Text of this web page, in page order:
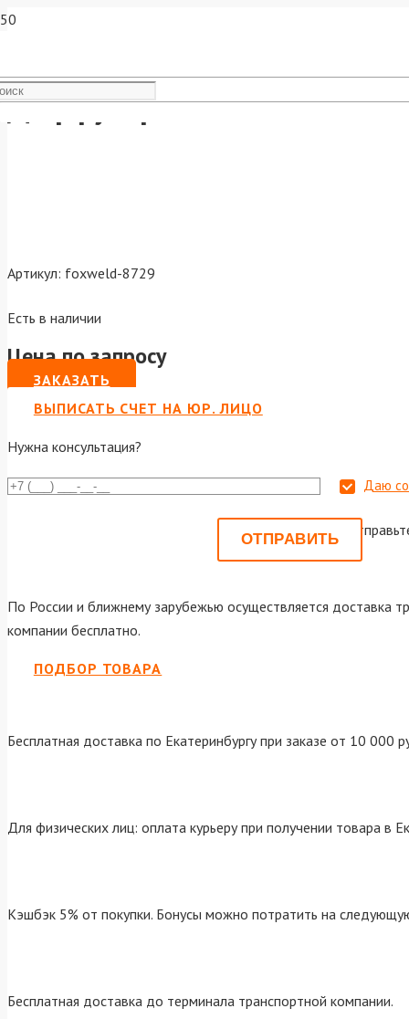
Диффузор газовый MIG-45
Артикул: foxweld-8729
Есть в наличии
Цена по запросу
ЗАКАЗАТЬ
ВЫПИСАТЬ СЧЕТ НА ЮР. ЛИЦО
Нужна консультация?
Даю
Или
По России и ближнему зарубежью осуществляется доставка
компании бесплатно.
ПОДБОР ТОВАРА
Бесплатная доставка по Екатеринбургу при заказе от 10 000
Для физических лиц: оплата курьеру при получении товара в
Кэшбэк 5% от покупки. Бонусы можно потратить на
Бесплатная доставка до терминала транспортной компании.